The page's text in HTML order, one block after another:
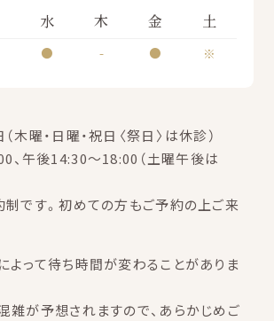
水 木 金 土
● - ● ※
木曜・日曜・祝日〈祭日〉は休診）
、午後14:30～18:00（土曜午後は
制です。初めての方もご予約の上ご来
よって待ち時間が変わることがありま
雑が予想されますので、あらかじめご